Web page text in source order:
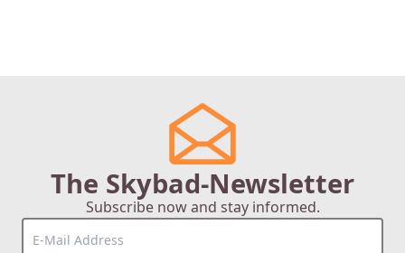
The Skybad-Newsletter
Subscribe now and stay informed.